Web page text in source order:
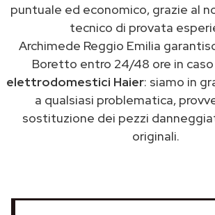
puntuale ed economico, grazie al
tecnico di provata
Archimede Reggio Emilia
Boretto entro 24/48 ore in
elettrodomestici Haier: siamo in
a qualsiasi problematica,
sostituzione dei pezzi
originali.